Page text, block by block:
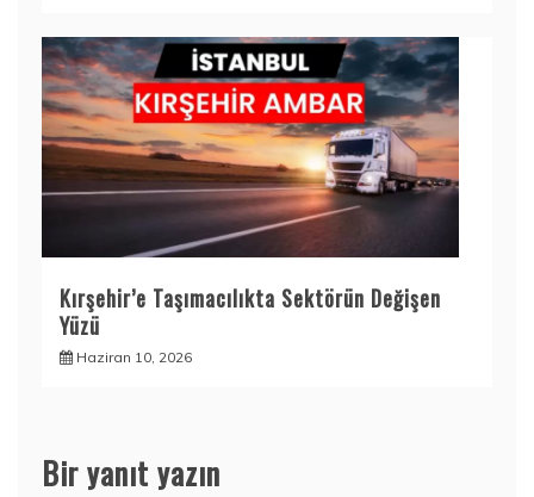
Kırşehir’e Taşımacılıkta Sektörün Değişen
Yüzü
Haziran 10, 2026
Bir yanıt yazın